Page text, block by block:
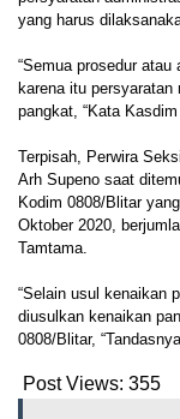
yang harus
“Semua prosedur
karena itu persyaratan
pangkat, “Kata
Terpisah, Perwira
Arh Supeno saat
Kodim 0808/Blitar
Oktober 2020,
Tamtama.
“Selain usul kenaikan
diusulkan kenaikan
0808/Blitar,
Post Views: 355